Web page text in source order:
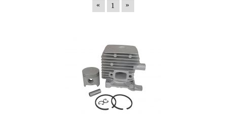
« 1 »